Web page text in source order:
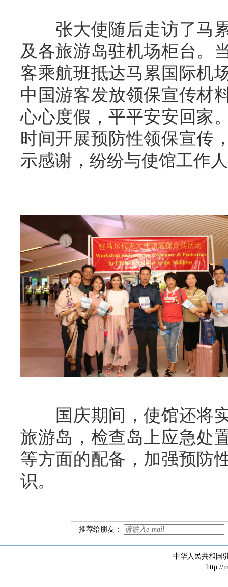
张大使随后走访了马
及各旅游岛驻机场柜台。
客乘航班抵达马累国际机
中国游客发放领保宣传材
心心度假，平平安安回家
时间开展预防性领保宣传
示感谢，纷纷与使馆工作
国庆期间，使馆还将
旅游岛 ，检查岛 上应急处
等方面的配备， 加强预防
识。
推荐给朋友：
中华人民共和国
http://